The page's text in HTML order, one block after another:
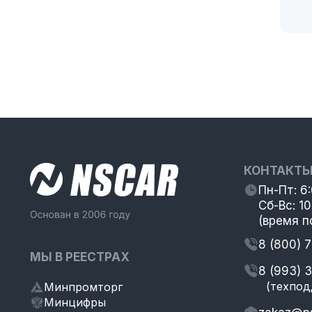
МЫ В РЕЕСТРАХ
Минпромторг
Минцифры
КОНТАКТЫ
Пн-Пт:
Сб-Вс:
(время
8 (800)
8 (993)